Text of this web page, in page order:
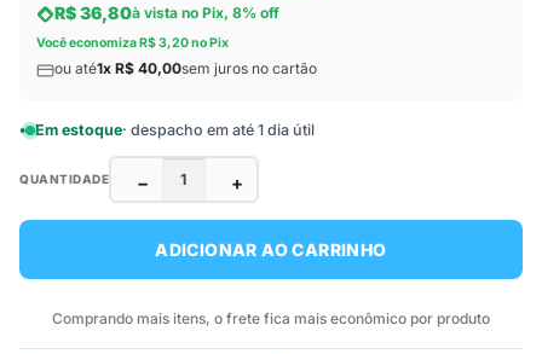
R$ 36,80à vista no Pix, 8% off
Você economiza R$ 3,20 no Pix
ou até1x R$ 40,00sem juros no cartão
Em estoque· despacho em até 1 dia útil
QUANTIDADE − +
ADICIONAR AO CARRINHO
Comprando mais itens, o frete fica mais econômico por produto